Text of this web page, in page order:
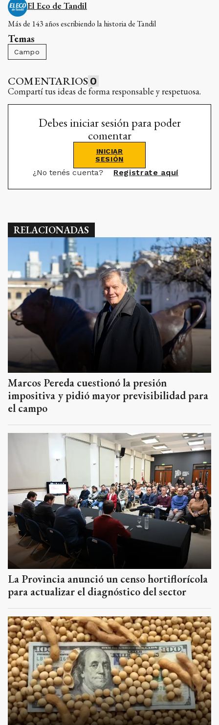
El Eco de Tandil
Más de 143 años escribiendo la historia de Tandil
Temas
Campo
COMENTARIOS 0
Compartí tus ideas de forma responsable y respetuosa.
Debes iniciar sesión para poder
comentar
INICIAR
SESIÓN
¿No tenés cuenta? Registrate aquí
RELACIONADAS
Marcos Pereda cuestionó la presión
impositiva y pidió mayor previsibilidad para
el campo
La Provincia anunció un censo hortiflorícola
para actualizar el diagnóstico del sector